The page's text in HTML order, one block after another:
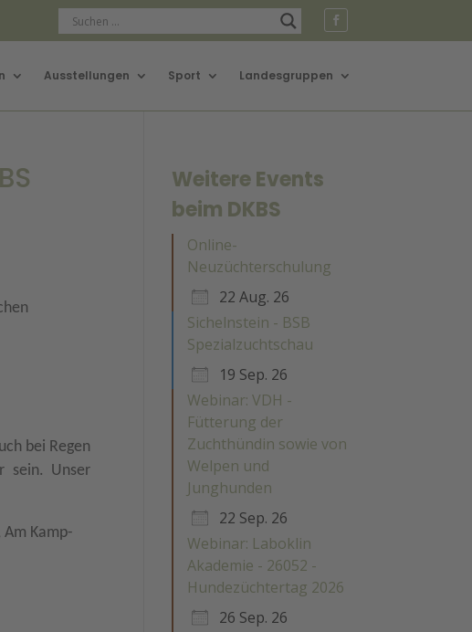
Ausstellungen Sport Landesgruppen
bei Regen
sein. Unser
Am Kamp-
Weitere Events
beim DKBS
Online-
Neuzüchterschulung
22 Aug. 26
Sichelnstein - BSB
Spezialzuchtschau
19 Sep. 26
Webinar: VDH -
Fütterung der
Zuchthündin sowie von
Welpen und
Junghunden
22 Sep. 26
Webinar: Laboklin
Akademie - 26052 -
Hundezüchtertag 2026
26 Sep. 26